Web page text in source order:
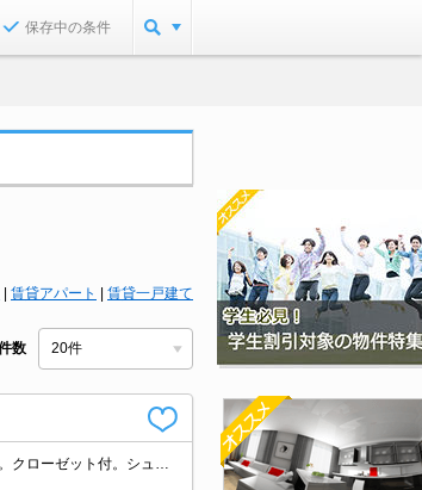
保存中の条件
賃貸アパート 賃貸一戸建て
数